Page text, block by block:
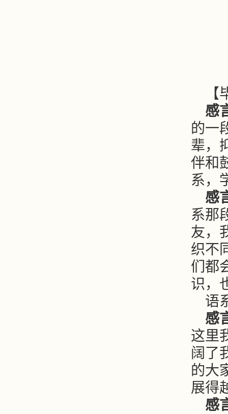
感
的一
辈，
伴和
系，
感
系那
友，
织不
们都
识，
语
感
这里
阔了
的大
展得
感